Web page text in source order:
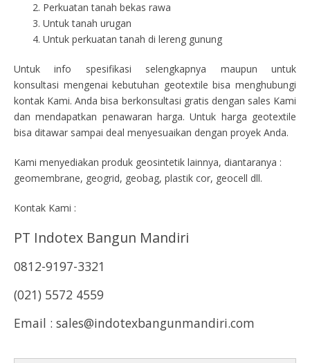
Perkuatan tanah bekas rawa
Untuk tanah urugan
Untuk perkuatan tanah di lereng gunung
Untuk info spesifikasi selengkapnya maupun untuk
konsultasi mengenai kebutuhan geotextile bisa menghubungi
kontak Kami. Anda bisa berkonsultasi gratis dengan sales Kami
dan mendapatkan penawaran harga. Untuk harga geotextile
bisa ditawar sampai deal menyesuaikan dengan proyek Anda.
Kami menyediakan produk geosintetik lainnya, diantaranya :
geomembrane, geogrid, geobag, plastik cor, geocell dll.
Kontak Kami :
PT Indotex Bangun Mandiri
0812-9197-3321
(021) 5572 4559
Email : sales@indotexbangunmandiri.com